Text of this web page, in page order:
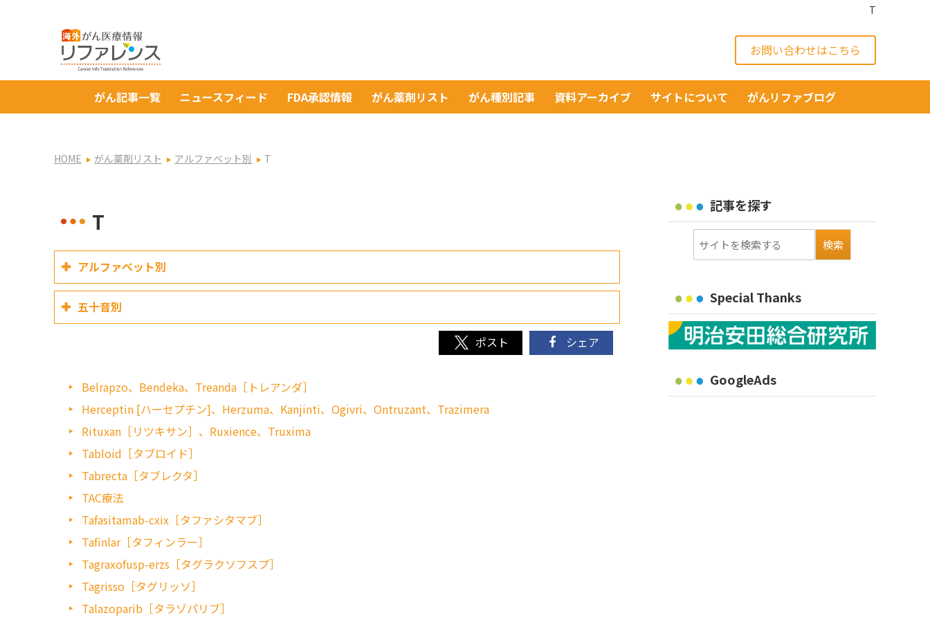
T
お問い合わせはこちら
がん記事一覧 ニュースフィード FDA承認情報 がん薬剤リスト がん種別記事 資料アーカイブ サイトについて がんリファブログ
HOME がん薬剤リスト アルファベット別 T
T
アルファベット別
五十音別
シェア
Belrapzo、Bendeka、Treanda［トレアンダ］
Herceptin [ハーセプチン]、Herzuma、Kanjinti、Ogivri、Ontruzant、Trazimera
Rituxan［リツキサン］、Ruxience、Truxima
Tabloid［タブロイド］
Tabrecta［タブレクタ］
TAC療法
Tafasitamab-cxix［タファシタマブ］
Tafinlar［タフィンラー］
Tagraxofusp-erzs［タグラクソフスプ］
Tagrisso［タグリッソ］
Talazoparib［タラゾパリブ］
記事を探す
Special Thanks
GoogleAds